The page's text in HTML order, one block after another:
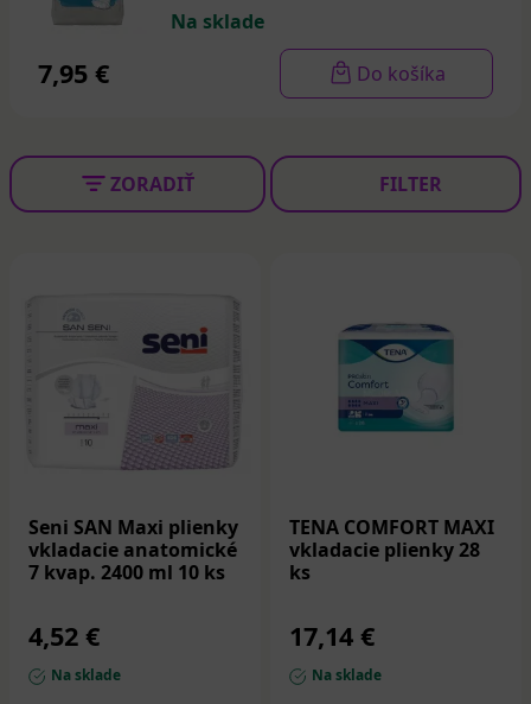
Na sklade
7,95 € Do košíka
ZORADIŤ FILTER
Seni SAN Maxi plienky
vkladacie anatomické
7 kvap. 2400 ml 10 ks
4,52 €
Na sklade
TENA COMFORT MAXI
vkladacie plienky 28
ks
17,14 €
Na sklade